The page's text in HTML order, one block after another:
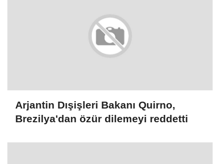
Arjantin Dışişleri Bakanı Quirno,
Brezilya'dan özür dilemeyi reddetti